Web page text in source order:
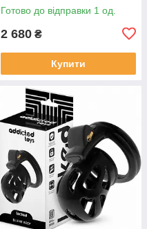
Готово до відправки 1 од.
2 680 ₴
Купити